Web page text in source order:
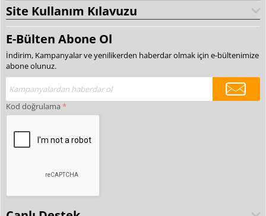
Site Kullanım Kılavuzu
E-Bülten Abone Ol
İndirim, Kampanyalar ve yenilikerden haberdar olmak için e-bültenimize
abone olunuz.
Kod doğrulama